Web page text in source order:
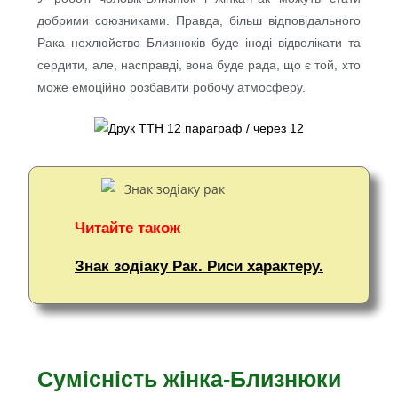
добрими союзниками. Правда, більш відповідального
Рака нехлюйство Близнюків буде іноді відволікати та
сердити, але, насправді, вона буде рада, що є той, хто
може емоційно розбавити робочу атмосферу.
Читайте також
Знак зодіаку Рак. Риси характеру.
Сумісність жінка-Близнюки